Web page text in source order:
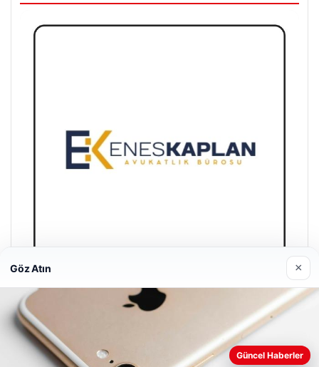
Enes Kaplan Avukatlık Bürosu
28/04/2026
Göz Atın ×
Güncel Haberler